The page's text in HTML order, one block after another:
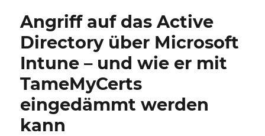
Angriff auf das Active
Directory über Microsoft
Intune – und wie er mit
TameMyCerts
eingedämmt werden
kann